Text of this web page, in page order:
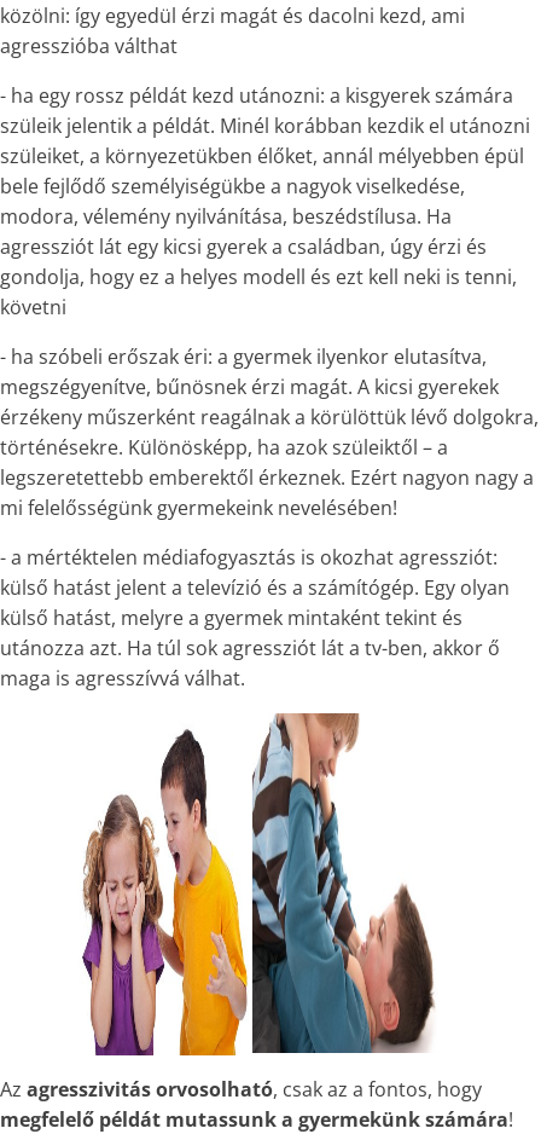
közölni: így egyedül érzi magát és dacolni kezd, ami
agresszióba válthat
- ha egy rossz példát kezd utánozni: a kisgyerek számára
szüleik jelentik a példát. Minél korábban kezdik el utánozni
szüleiket, a környezetükben élőket, annál mélyebben épül
bele fejlődő személyiségükbe a nagyok viselkedése,
modora, vélemény nyilvánítása, beszédstílusa. Ha
agressziót lát egy kicsi gyerek a családban, úgy érzi és
gondolja, hogy ez a helyes modell és ezt kell neki is tenni,
követni
- ha szóbeli erőszak éri: a gyermek ilyenkor elutasítva,
megszégyenítve, bűnösnek érzi magát. A kicsi gyerekek
érzékeny műszerként reagálnak a körülöttük lévő dolgokra,
történésekre. Különösképp, ha azok szüleiktől – a
legszeretettebb emberektől érkeznek. Ezért nagyon nagy a
mi felelősségünk gyermekeink nevelésében!
- a mértéktelen médiafogyasztás is okozhat agressziót:
külső hatást jelent a televízió és a számítógép. Egy olyan
külső hatást, melyre a gyermek mintaként tekint és
utánozza azt. Ha túl sok agressziót lát a tv-ben, akkor ő
maga is agresszívvá válhat.
Az agresszivitás orvosolható, csak az a fontos, hogy
megfelelő példát mutassunk a gyermekünk számára!